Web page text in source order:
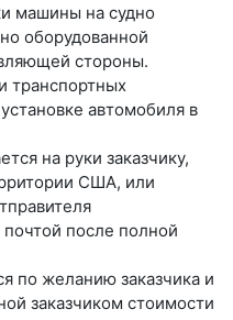
машины на судно
оборудованной
стороны.
транспортных
автомобиля в
на руки заказчику,
США, или
после полной
по желанию заказчика и
заказчиком стоимости